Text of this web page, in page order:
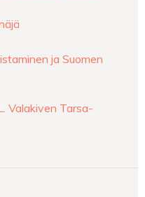
ja Suomen
Valakiven Tarsa-